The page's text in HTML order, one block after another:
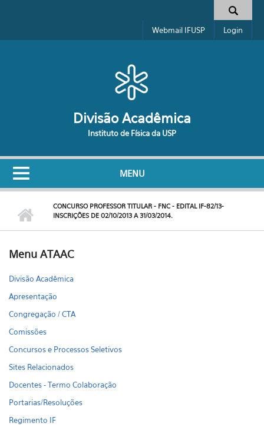
Formulário de busca
Webmail IFUSP Login
Divisão Acadêmica
Instituto de Física da USP
MENU
CONCURSO PROFESSOR TITULAR - FNC - EDITAL IF-82/13-
INSCRIÇÕES DE 02/10/2013 A 31/03/2014.
Menu ATAAC
Divisão Acadêmica
Apresentação
Congregação / CTA
Comissões
Concursos e Processos Seletivos
Sites Relacionados
Docentes - Termo Colaboração
Portarias/Resoluções
Regimento IF